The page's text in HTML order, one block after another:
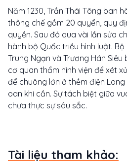
Năm 1230, Trần Thái Tông ban
thông chế gồm 20 quyển, quy
quyền. Sau đó qua vài lần sửa
hành bộ Quốc triều hình luật.
Trung Ngạn và Trương Hán Siêu
cơ quan thẩm hình viện để xét
để chuông lớn ở thềm điện
oan khi cần. Sự tách biệt giữa
chưa thực sự sâu sắc.
Tài liệu tham khảo: